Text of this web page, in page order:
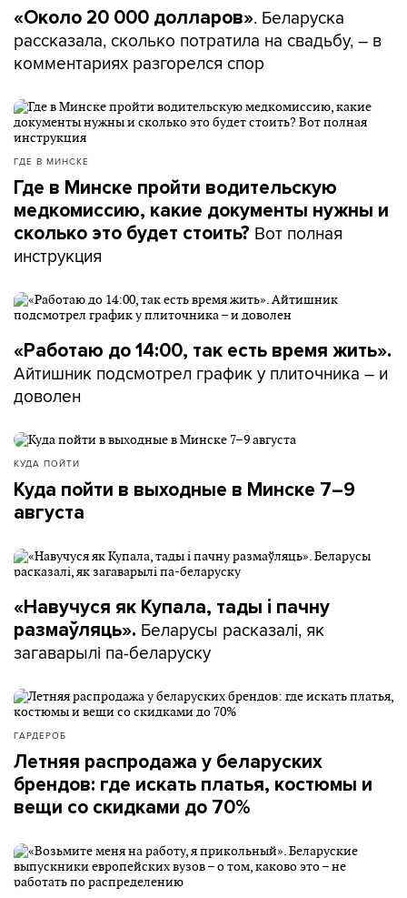
«Около 20 000 долларов». Беларуска
рассказала, сколько потратила на свадьбу, – в
комментариях разгорелся спор
ГДЕ В МИНСКЕ
Где в Минске пройти водительскую
медкомиссию, какие документы нужны и
сколько это будет стоить? Вот полная
инструкция
«Работаю до 14:00, так есть время жить».
Айтишник подсмотрел график у плиточника – и
доволен
КУДА ПОЙТИ
Куда пойти в выходные в Минске 7–9
августа
«Навучуся як Купала, тады і пачну
размаўляць». Беларусы расказалі, як
загаварылі па-беларуску
ГАРДЕРОБ
Летняя распродажа у беларуских
брендов: где искать платья, костюмы и
вещи со скидками до 70%